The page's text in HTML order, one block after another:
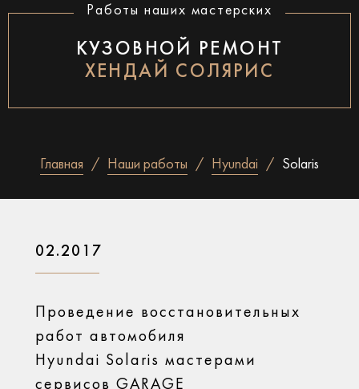
Работы наших мастерских
КУЗОВНОЙ РЕМОНТ
ХЕНДАЙ СОЛЯРИС
Главная Наши работы Hyundai Solaris
02.2017
Проведение восстановительных
работ автомобиля
Hyundai Solaris мастерами
сервисов GARAGE